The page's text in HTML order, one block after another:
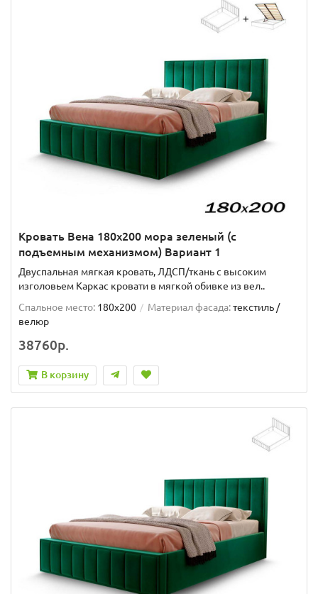
Кровать Вена 180х200 мора зеленый (с
подъемным механизмом) Вариант 1
Двуспальная мягкая кровать, ЛДСП/ткань с высоким
изголовьем Каркас кровати в мягкой обивке из вел..
Спальное место: 180x200 Материал фасада:текстиль /
велюр
38760р.
В корзину